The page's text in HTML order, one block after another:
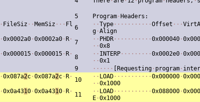
5 Program · Headers:
· FileSiz · · MemSiz · · · Fl 6 · ·Type · · · · · · · · · · ·Offset · · ·
g ·Align
·0x0002a0 ·0x0002a0 · R · 7 · · PHDR · · · · · · · · · · ·0x000040 ·
· ·0x8
·0x000015 ·0x000015 · R · 8 · · INTERP · · · · · · · · ·0x0002e0 ·
· ·0x1
9 · · · · · · [Requesting · program ·
·0x087a2c ·0x087a2c · R · 10 · · LOAD · · · · · · · · · · ·0x000000 ·
· ·0x1000
·0x0a4310 ·0x0a4310 · R · 11 · · LOAD · · · · · · · · · · ·0x088000 ·
E ·0x1000